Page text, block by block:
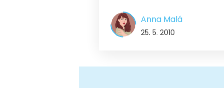
Anna Malá
25. 5. 2010